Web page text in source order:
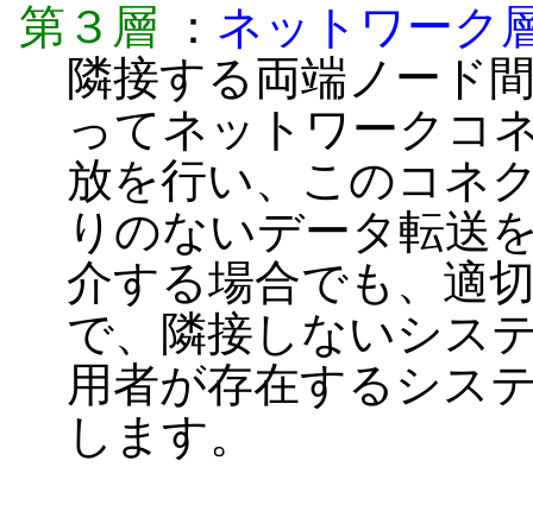
第３層 ： ネットワーク
隣接する両端ノード
ってネットワークコ
放を行い、このコネ
りのないデータ転送
介する場合でも、適
で、隣接しないシス
用者が存在するシス
します。